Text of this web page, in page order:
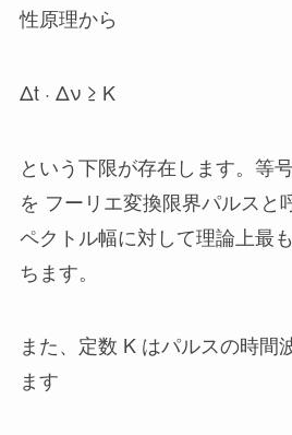
性原理から
Δt · Δν ≥ K
という下限が存在します。等
を フーリエ変換限界パルスと
ペクトル幅に対して理論上最
ちます。
また、定数 K はパルスの時間
ます